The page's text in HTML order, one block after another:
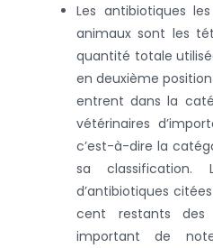
Les antibiotiques
animaux sont les
quantité totale
en deuxième position
entrent dans la
vétérinaires
c’est-à-dire la
sa classification.
d’antibiotiques
cent restants des
important de